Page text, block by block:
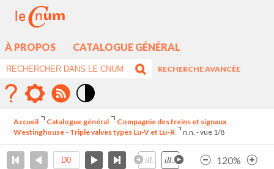
À PROPOS CATALOGUE GÉNÉRAL
RECHERCHE AVANCÉE
élévé
Accueil Catalogue général
Compagnie des freins et signaux
Westinghouse - Triple valves types Lu-V et Lu-R
n.n. - vue 1/8
120%